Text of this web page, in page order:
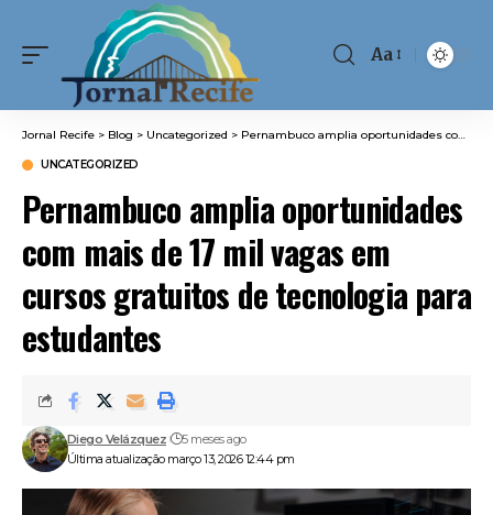
Font
Aa
Jornal Recife > Blog > Uncategorized > Pernambuco amplia oportunidades com mais de 17 mil vagas em cursos gratuitos de tecnologia para estudantes
UNCATEGORIZED
Pernambuco amplia oportunidades
com mais de 17 mil vagas em
cursos gratuitos de tecnologia para
estudantes
Última atualização março 13, 2026 12:44 pm
Diego Velázquez 5 meses ago